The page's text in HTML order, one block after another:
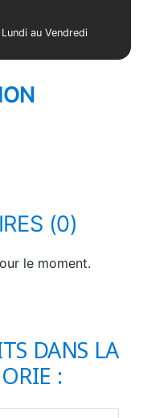
au Vendredi
(0)
le moment.
DANS LA
: